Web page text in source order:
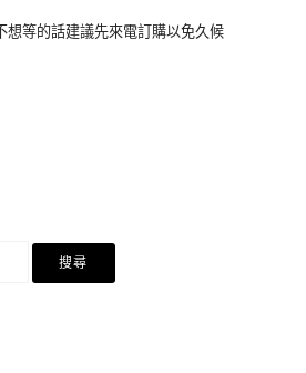
想等的話建議先來電訂購以免久候